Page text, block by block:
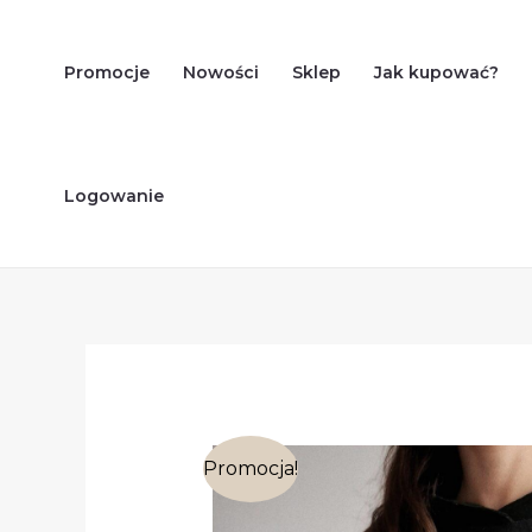
content
Promocje Nowości Sklep Jak kupować?
Logowanie
Promocja!